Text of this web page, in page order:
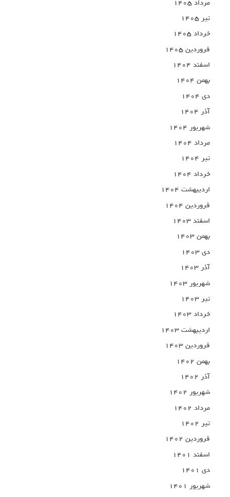
مرداد ۱۴۰۵
تیر ۱۴۰۵
خرداد ۱۴۰۵
فروردین ۱۴۰۵
اسفند ۱۴۰۴
بهمن ۱۴۰۴
دی ۱۴۰۴
آذر ۱۴۰۴
شهریور ۱۴۰۴
مرداد ۱۴۰۴
تیر ۱۴۰۴
خرداد ۱۴۰۴
اردیبهشت ۱۴۰۴
فروردین ۱۴۰۴
اسفند ۱۴۰۳
بهمن ۱۴۰۳
دی ۱۴۰۳
آذر ۱۴۰۳
شهریور ۱۴۰۳
تیر ۱۴۰۳
خرداد ۱۴۰۳
اردیبهشت ۱۴۰۳
فروردین ۱۴۰۳
بهمن ۱۴۰۲
آذر ۱۴۰۲
شهریور ۱۴۰۲
مرداد ۱۴۰۲
تیر ۱۴۰۲
فروردین ۱۴۰۲
اسفند ۱۴۰۱
دی ۱۴۰۱
شهریور ۱۴۰۱